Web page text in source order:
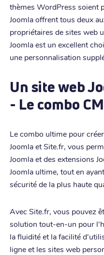
thèmes WordPress soient
Joomla offrent tous deux
propriétaires de sites web
Joomla est un excellent
une personnalisation
Un site web
- Le combo
Le combo ultime pour
Joomla et Site.fr, vous
Joomla et des extensions
Joomla ultime, tout en
sécurité de la plus haute
Avec Site.fr, vous pouvez
solution tout-en-un pour
la fluidité et la facilité
ligne et les sites web